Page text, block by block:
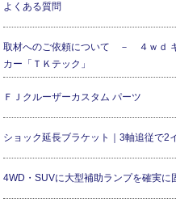
よくある質問
取材へのご依頼について － ４ｗｄ
カー「ＴＫテック」
ＦＪクルーザーカスタム パーツ
ショック延長ブラケット｜3軸追従で2
4WD・SUVに大型補助ランプを確実に